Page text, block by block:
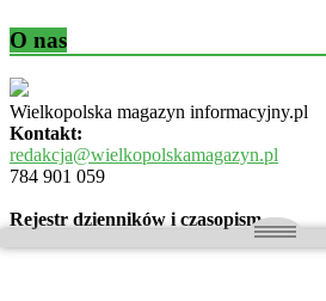
O nas
Wielkopolska magazyn informacyjny.pl
Kontakt:
redakcja@wielkopolskamagazyn.pl
784 901 059
Rejestr dzienników i czasopism
- Sąd Okręgowy w Poznaniu nr RPR 3637